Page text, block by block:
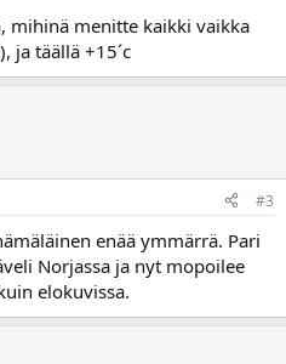
mihinä menitte kaikki vaikka
ja täällä +15´c
#3
enää ymmärrä. Pari
Norjassa ja nyt mopoilee
elokuvissa.